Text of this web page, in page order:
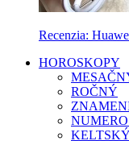
Recenzia:
HOROSKOPY
ROČNÝ
KELTSKÝ